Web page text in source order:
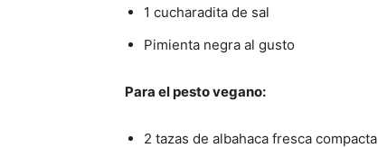
1 cucharadita de sal
Pimienta negra al gusto
Para el pesto vegano:
2 tazas de albahaca fresca compacta